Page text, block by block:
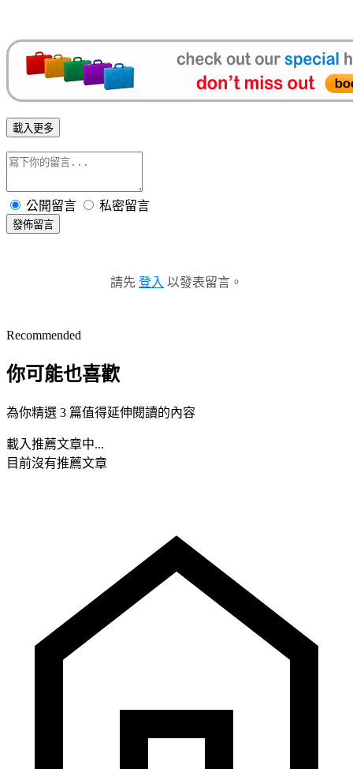
載入更多
公開留言 私密留言
發佈留言
請先 登入 以發表留言。
Recommended
你可能也喜歡
為你精選 3 篇值得延伸閱讀的內容
載入推薦文章中...
目前沒有推薦文章